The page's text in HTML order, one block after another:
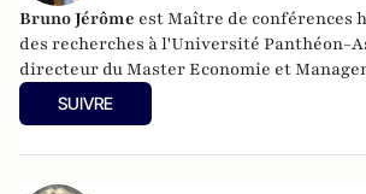
Bruno Jérôme est Maître de conférences
des recherches à l'Université Panthéon-
directeur du Master Economie et
SUIVRE